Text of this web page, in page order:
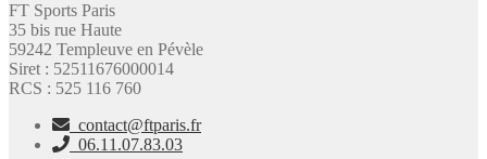
FT Sports Paris
35 bis rue Haute
59242 Templeuve en Pévèle
Siret : 52511676000014
RCS : 525 116 760
contact@ftparis.fr
06.11.07.83.03